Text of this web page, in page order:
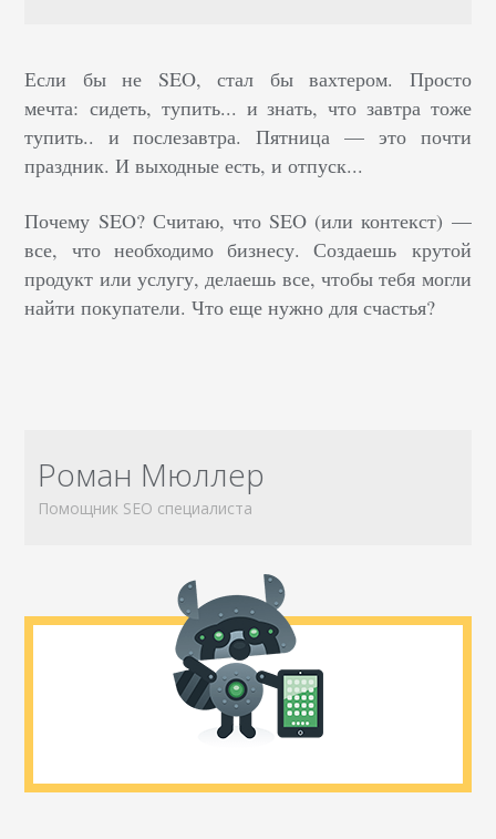
Если бы не SEO, стал бы вахтером. Просто
мечта: сидеть, тупить... и знать, что завтра тоже
тупить.. и послезавтра. Пятница — это почти
праздник. И выходные есть, и отпуск...
Почему SEO? Считаю, что SEO (или контекст) —
все, что необходимо бизнесу. Создаешь крутой
продукт или услугу, делаешь все, чтобы тебя могли
найти покупатели. Что еще нужно для счастья?
Роман Мюллер
Помощник SEO специалиста